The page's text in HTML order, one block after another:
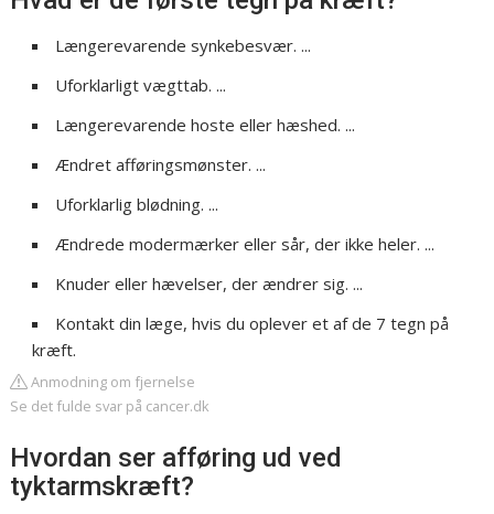
Længerevarende synkebesvær. ...
Uforklarligt vægttab. ...
Længerevarende hoste eller hæshed. ...
Ændret afføringsmønster. ...
Uforklarlig blødning. ...
Ændrede modermærker eller sår, der ikke heler. ...
Knuder eller hævelser, der ændrer sig. ...
Kontakt din læge, hvis du oplever et af de 7 tegn på
kræft.
Anmodning om fjernelse
Se det fulde svar på cancer.dk
Hvordan ser afføring ud ved
tyktarmskræft?